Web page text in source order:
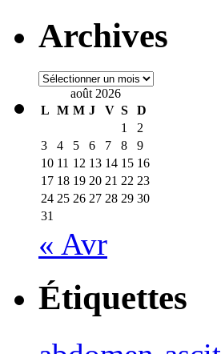
Archives
Archives
août 2026
L M M J V S
D
1
2
3
4 5 6 7 8
9
10 11 12 13 14 15 16
17 18 19 20 21 22 23
24 25 26 27 28 29 30
31
« Avr
Étiquettes